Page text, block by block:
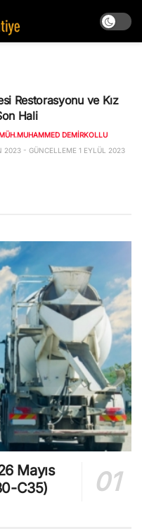
Restorasyonu ve Kız
Hali
DEMIRKOLLU
2023 - GÜNCELLEME 1 EYLÜL 2023
Mayıs
C35)